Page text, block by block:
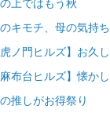
上ではもう秋
キモチ、母の気持ち
ノ門ヒルズ】お久
布台ヒルズ】懐か
推しがお得祭り